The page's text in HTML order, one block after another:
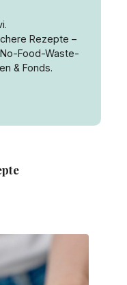
Rezepte –
Food-Waste-
& Fonds.